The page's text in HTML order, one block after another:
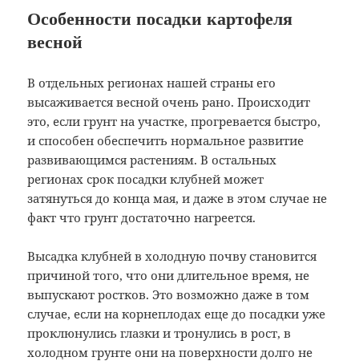
Особенности посадки картофеля
весной
В отдельных регионах нашей страны его
высаживается весной очень рано. Происходит
это, если грунт на участке, прогревается быстро,
и способен обеспечить нормальное развитие
развивающимся растениям. В остальных
регионах срок посадки клубней может
затянуться до конца мая, и даже в этом случае не
факт что грунт достаточно нагреется.
Высадка клубней в холодную почву становится
причиной того, что они длительное время, не
выпускают ростков. Это возможно даже в том
случае, если на корнеплодах еще до посадки уже
проклюнулись глазки и тронулись в рост, в
холодном грунте они на поверхности долго не